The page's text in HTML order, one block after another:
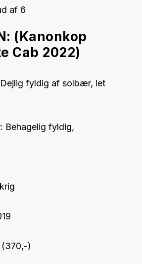
af 6
(Kanonkop
Cab 2022)
fyldig af solbær, let
Behagelig fyldig,
(370,-)